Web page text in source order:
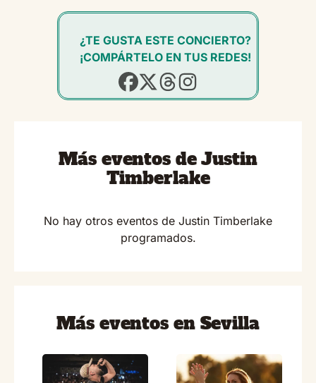
¿TE GUSTA ESTE CONCIERTO?
¡COMPÁRTELO EN TUS REDES!
Más eventos de Justin
Timberlake
No hay otros eventos de Justin Timberlake
programados.
Más eventos en Sevilla